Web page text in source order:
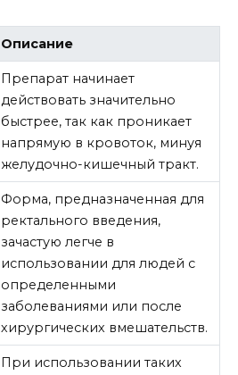
Описание
Препарат начинает
действовать значительно
быстрее, так как проникает
напрямую в кровоток, минуя
желудочно-кишечный тракт.
Форма, предназначенная для
ректального введения,
зачастую легче в
использовании для людей с
определенными
заболеваниями или после
хирургических вмешательств.
При использовании таких